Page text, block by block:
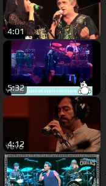
4:01
5:32
4:12